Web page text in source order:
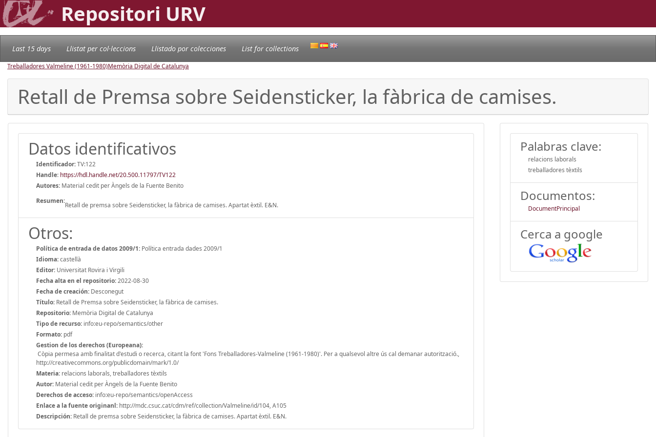
Repositori URV
Last 15 days Llistat per col·leccions Llistado por colecciones List for collections
Treballadores Valmeline (1961-1980)Memòria Digital de Catalunya
Retall de Premsa sobre Seidensticker, la fàbrica de camises.
Datos identificativos
Identificador:TV:122
Handle: https://hdl.handle.net/20.500.11797/TV122
Autores: Material cedit per Àngels de la Fuente Benito
Resumen:
Retall de premsa sobre Seidensticker, la fàbrica de camises. Apartat èxtil. E&N.
Otros:
Política de entrada de datos 2009/1: Política entrada dades 2009/1
Idioma:castellà
Editor: Universitat Rovira i Virgili
Fecha alta en el repositorio:2022-08-30
Fecha de creación: Desconegut
Título: Retall de Premsa sobre Seidensticker, la fàbrica de camises.
Repositorio: Memòria Digital de Catalunya
Tipo de recurso: info:eu-repo/semantics/other
Formato: pdf
Gestion de los derechos (Europeana):
Còpia permesa amb finalitat d'estudi o recerca, citant la font 'Fons Treballadores-Valmeline (1961-1980)'. Per a qualsevol altre ús cal demanar autorització.,
http://creativecommons.org/publicdomain/mark/1.0/
Materia: relacions laborals, treballadores tèxtils
Autor: Material cedit per Àngels de la Fuente Benito
Derechos de acceso: info:eu-repo/semantics/openAccess
Enlace a la fuente originanl: http://mdc.csuc.cat/cdm/ref/collection/Valmeline/id/104, A105
Descripción: Retall de premsa sobre Seidensticker, la fàbrica de camises. Apartat èxtil. E&N.
Palabras clave:
relacions laborals
treballadores tèxtils
Documentos:
DocumentPrincipal
Cerca a google